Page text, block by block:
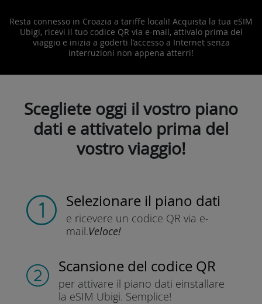
Resta connesso in Croazia a tariffe locali! Acquista la tua eSIM
Ubigi, ricevi il tuo codice QR via e-mail, attivalo prima del
viaggio e inizia a goderti l’accesso a Internet senza
interruzioni non appena atterri!
Scegliete oggi il vostro piano
dati e attivatelo prima del
vostro viaggio!
Selezionare il piano dati
e ricevere un codice QR via e-
mail.Veloce!
Scansione del codice QR
per attivare il piano dati einstallare
la eSIM Ubigi. Semplice!